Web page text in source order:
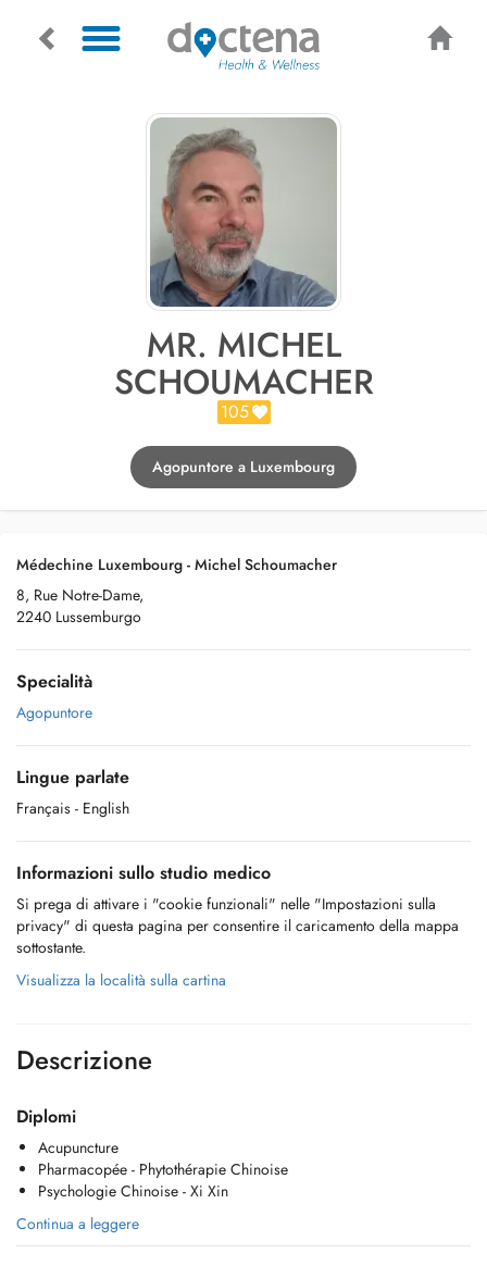
MR. MICHEL
SCHOUMACHER
105
Agopuntore a Luxembourg
Médechine Luxembourg - Michel Schoumacher
8, Rue Notre-Dame,
2240 Lussemburgo
Specialità
Agopuntore
Lingue parlate
Français - English
Informazioni sullo studio medico
Si prega di attivare i "cookie funzionali" nelle "Impostazioni sulla
privacy" di questa pagina per consentire il caricamento della mappa
sottostante.
Visualizza la località sulla cartina
Descrizione
Diplomi
Acupuncture
Pharmacopée - Phytothérapie Chinoise
Psychologie Chinoise - Xi Xin
Continua a leggere